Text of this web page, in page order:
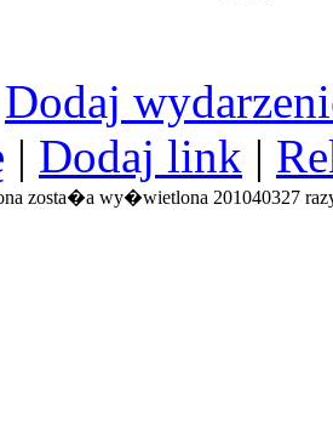
Dodaj
| Dodaj link |
zosta�a wy�wietlona 201040327